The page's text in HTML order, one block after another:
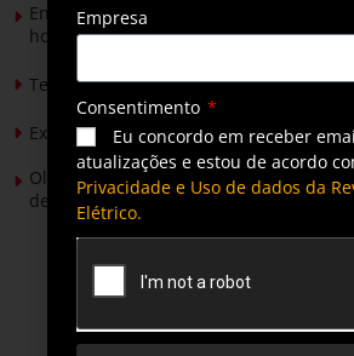
Energia solar permitirá ampliar em 25%
hortaliças em projeto social no
Tendências de Iluminação em 2026
Expansão da energia solar no Brasil
Olimpíada Nacional de Eficiência
de 50 mil inscritos
Empresa
Consentimento
Eu concordo em receber
atualizações e estou de acordo
Privacidade e Uso de dados da
Elétrico.